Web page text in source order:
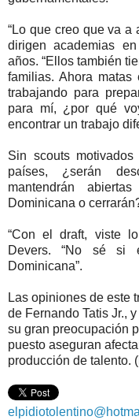
“Lo que creo que va a
dirigen academias
años. “Ellos también
familias. Ahora matas
trabajando para
para mí, ¿por qué
encontrar un trabajo
Sin scouts
países, ¿serán
mantendrán
Dominicana o
“Con el draft, viste
Devers. “No sé si
Dominicana”.
Las opiniones de este
de Fernando Tatis Jr.,
su gran preocupación
puesto aseguran
producción de talento.